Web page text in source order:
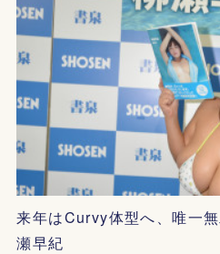
来年はCurvy体型へ、唯一
瀬早紀